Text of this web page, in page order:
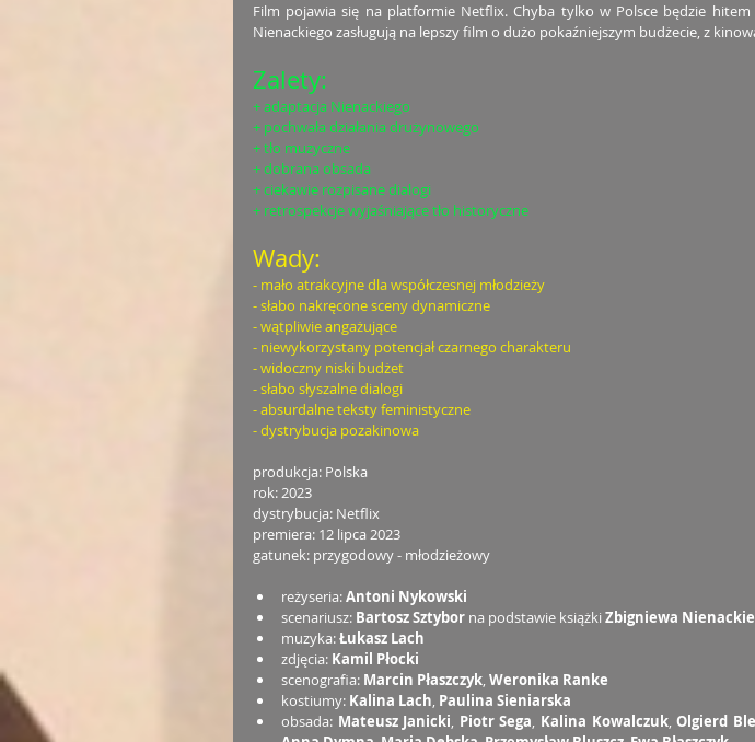
Film pojawia się na platformie Netflix. Chyba tylko w Polsce będzie
Nienackiego zasługują na lepszy film o dużo pokaźniejszym budżecie, z
Zalety:
+ adaptacja Nienackiego
+ pochwała działania drużynowego
+ tło muzyczne
+ dobrana obsada
+ ciekawie rozpisane dialogi
+ retrospekcje wyjaśniające tło historyczne
Wady:
- mało atrakcyjne dla współczesnej młodzieży
- słabo nakręcone sceny dynamiczne
- wątpliwie angażujące
- niewykorzystany potencjał czarnego charakteru
- widoczny niski budżet
- słabo słyszalne dialogi
- absurdalne teksty feministyczne
- dystrybucja pozakinowa
produkcja: Polska
rok: 2023
dystrybucja: Netflix
premiera: 12 lipca 2023
gatunek: przygodowy - młodzieżowy
reżyseria: Antoni Nykowski
scenariusz: Bartosz Sztybor na podstawie książki Zbigniewa
muzyka: Łukasz Lach
zdjęcia: Kamil Płocki
scenografia: Marcin Płaszczyk, Weronika Ranke
kostiumy: Kalina Lach, Paulina Sieniarska
obsada: Mateusz Janicki, Piotr Sega, Kalina Kowalczuk, Olgierd